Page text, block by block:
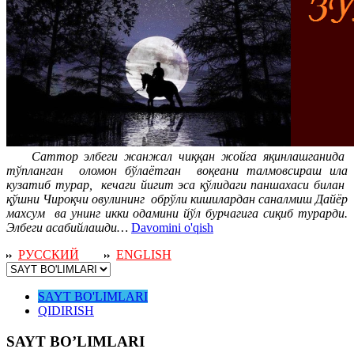
Саттор элбеги жанжал чиққан жойга яқинлашганида
тўпланган оломон бўлаётган воқеани талмовсираш ила
кузатиб турар, кечаги йигит эса қўлидаги паншахаси билан
қўшни Чироқчи овулининг обрўли кишилардан саналмиш Дайёр
махсум ва унинг икки одамини йўл бурчагига сиқиб турарди.
Элбеги асабийлашди… Davomini o'qish
РУССКИЙ
ENGLISH
SAYT BO'LIMLARI
QIDIRISH
SAYT BO’LIMLARI